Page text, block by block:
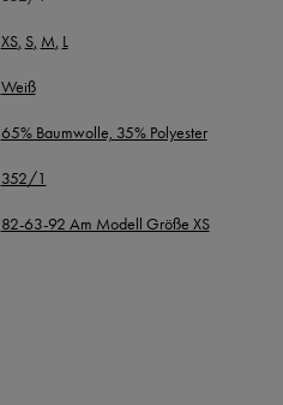
XS S M L
Weiß
65% Baumwolle, 35% Polyester
352/1
82-63-92 Am Modell Größe XS